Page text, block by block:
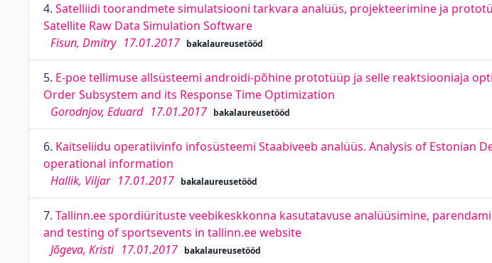
4. Satelliidi toorandmete simulatsiooni tarkvara analüüs, projekteerimine ja
Satellite Raw Data Simulation Software
Fisun, Dmitry 17.01.2017 bakalaureusetööd
5. E-poe tellimuse allsüsteemi androidi-põhine prototüüp ja selle reaktsiooniaja
Order Subsystem and its Response Time Optimization
Gorodnjov, Eduard 17.01.2017 bakalaureusetööd
6. Kaitseliidu operatiivinfo infosüsteemi Staabiveeb analüüs. Analysis of Estonian
operational information
Hallik, Viljar 17.01.2017 bakalaureusetööd
7. Tallinn.ee spordiürituste veebikeskkonna kasutatavuse analüüsimine,
and testing of sportsevents in tallinn.ee website
Jõgeva, Kristi 17.01.2017 bakalaureusetööd